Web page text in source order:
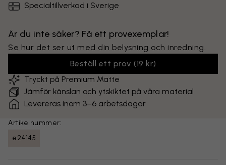
Specialtillverkad i Sverige
Är du inte säker? Få ett provexemplar!
Se hur det ser ut med din belysning och inredning.
Beställ ett prov (19 kr)
Tryckt på Premium Matte
Jämför känslan och ytskiktet på våra material
Levereras inom 3–6 arbetsdagar
Artikelnummer:
e24145